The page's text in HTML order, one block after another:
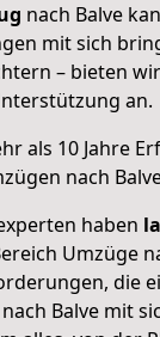
nach Balve
mit sich
– bieten
an.
als 10 Jahre
nach
haben
Umzüge
die
Balve mit